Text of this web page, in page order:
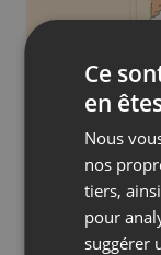
COURS ET FORMATIONS
Webinaire
Jacob Thomas
Ce
en
Nous
nos
tiers,
pour
suggérer